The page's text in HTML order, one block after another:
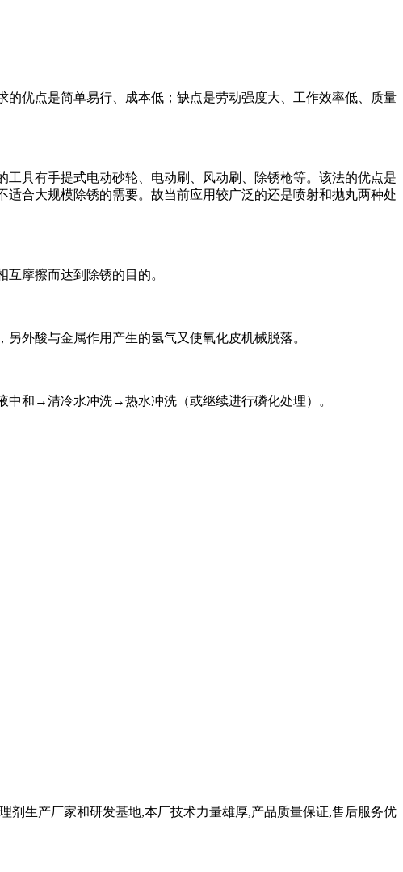
优点是简单易行、成本低；缺点是劳动强度大、工作效率低、质量
具有手提式电动砂轮、电动刷、风动刷、除锈枪等。该法的优点是
合大规模除锈的需要。故当前应用较广泛的还是喷射和抛丸两种处
摩擦而达到除锈的目的。
外酸与金属作用产生的氢气又使氧化皮机械脱落。
中和→清冷水冲洗→热水冲洗（或继续进行磷化处理）。
剂生产厂家和研发基地,本厂技术力量雄厚,产品质量保证,售后服务优